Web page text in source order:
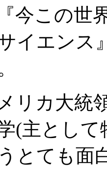
今この世
イエンス
リカ大統
(主とし
とても面